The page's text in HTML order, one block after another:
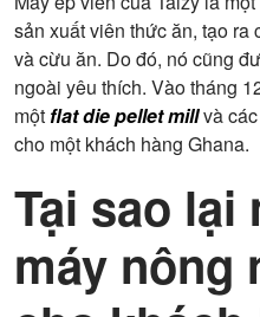
sản xuất viên thức ăn, tạo ra
và cừu ăn. Do đó, nó cũng
ngoài yêu thích. Vào tháng
mộtflat die pellet millvà các
cho một khách hàng Ghana.
Tại sao lại
máy nông